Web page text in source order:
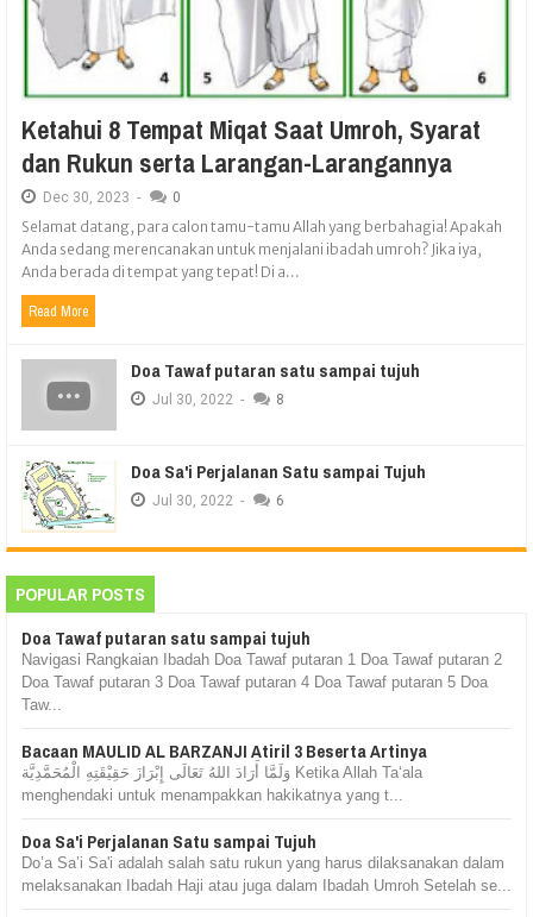
Ketahui 8 Tempat Miqat Saat Umroh, Syarat
dan Rukun serta Larangan-Larangannya
Dec 30, 2023 - 0
Selamat datang, para calon tamu-tamu Allah yang berbahagia! Apakah
Anda sedang merencanakan untuk menjalani ibadah umroh? Jika iya,
Anda berada di tempat yang tepat! Di a...
Read More
Doa Tawaf putaran satu sampai tujuh
Jul 30, 2022 - 8
Doa Sa'i Perjalanan Satu sampai Tujuh
Jul 30, 2022 - 6
POPULAR POSTS
Doa Tawaf putaran satu sampai tujuh
Navigasi Rangkaian Ibadah Doa Tawaf putaran 1 Doa Tawaf putaran 2
Doa Tawaf putaran 3 Doa Tawaf putaran 4 Doa Tawaf putaran 5 Doa
Taw...
Bacaan MAULID AL BARZANJI Atiril 3 Beserta Artinya
وَلَمَّا أَرَادَ اللهُ تَعَالَى إِبْرَازَ حَقِيْقَتِهِ الْمُحَمَّدِيَّة Ketika Allah Ta‘ala
menghendaki untuk menampakkan hakikatnya yang t...
Doa Sa'i Perjalanan Satu sampai Tujuh
Do’a Sa’i Sa'i adalah salah satu rukun yang harus dilaksanakan dalam
melaksanakan Ibadah Haji atau juga dalam Ibadah Umroh Setelah se...